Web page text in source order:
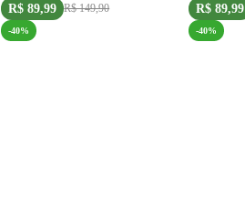
R$ 89,99 R$ 149,90
-40%
R$ 89,99
-40%